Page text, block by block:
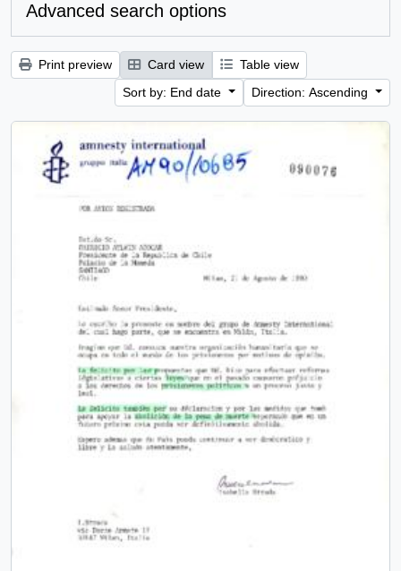
Advanced search options
Print preview Card view
Table view
Sort by: End date
Direction: Ascending